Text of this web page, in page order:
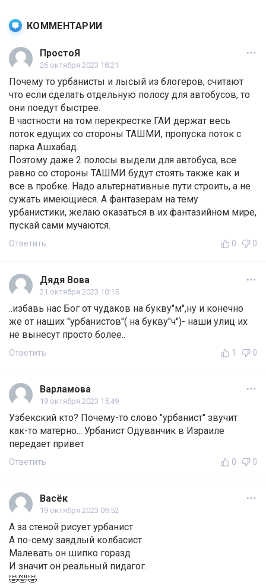
КОММЕНТАРИИ
ПростоЯ
26 октября 2023 18:21
Почему то урбанисты и лысый из блогеров, считают
что если сделать отдельную полосу для автобусов, то
они поедут быстрее.
В частности на том перекрестке ГАИ держат весь
поток едущих со стороны ТАШМИ, пропуска поток с
парка Ашхабад.
Поэтому даже 2 полосы выдели для автобуса, все
равно со стороны ТАШМИ будут стоять также как и
все в пробке. Надо альтернативные пути строить, а не
сужать имеющиеся. А фантазерам на тему
урбанистики, желаю оказаться в их фантазийном мире,
пускай сами мучаются.
Ответить 0 0
Дядя Вова
21 октября 2023 10:15
..избавь нас Бог от чудаков на букву"м",ну и конечно
же от наших "урбанистов"( на букву"ч")- наши улиц их
не вынесут просто более..
Ответить 1 0
Варламова
19 октября 2023 15:49
Узбекский кто? Почему-то слово "урбанист" звучит
как-то матерно... Урбанист Одуванчик в Израиле
передает привет
Ответить 0 0
Васёк
19 октября 2023 09:52
А за стеной рисует урбанист
А по-сему заядлый колбасист
Малевать он шипко горазд
И значит он реальный пидагог.
🤣🤣🤣